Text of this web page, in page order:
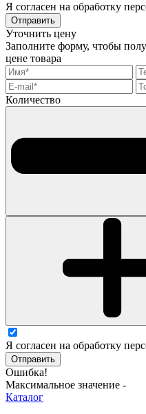
Я согласен на обработку
Отправить
Уточнить цену
Заполните форму, чтобы
цене товара
Количество
Я согласен на обработку
Отправить
Ошибка!
Максимальное значение -
Каталог